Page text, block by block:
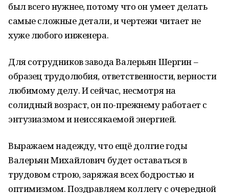
был всего нужнее, потому что он умеет делать
самые сложные детали, и чертежи читает не
хуже любого инженера.
Для сотрудников завода Валерьян Шергин –
образец трудолюбия, ответственности, верности
любимому делу. И сейчас, несмотря на
солидный возраст, он по-прежнему работает с
энтузиазмом и неиссякаемой энергией.
Выражаем надежду, что ещё долгие годы
Валерьян Михайлович будет оставаться в
трудовом строю, заряжая всех бодростью и
оптимизмом. Поздравляем коллегу с очередной